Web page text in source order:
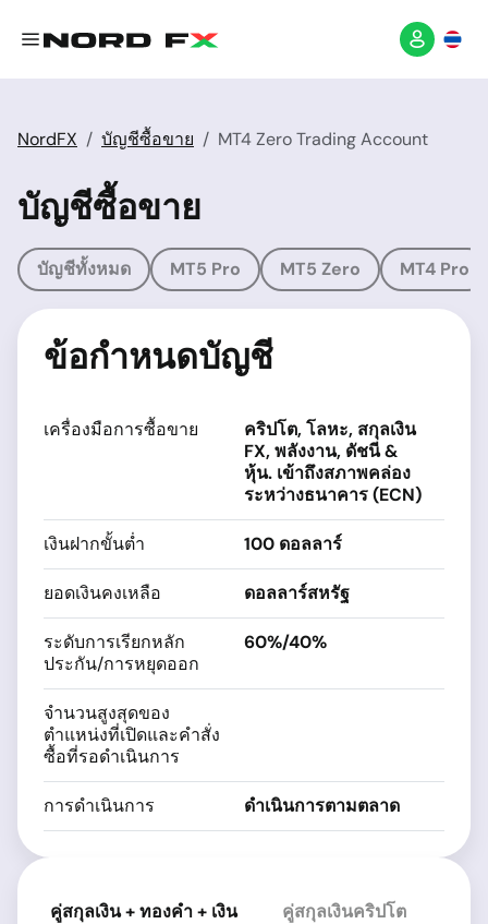
NordFX บัญชีซื้อขาย MT4 Zero Trading Account
บัญชีซื้อขาย
บัญชีทั้งหมด MT5 Pro MT5 Zero MT4 Pro
ข้อกำหนดบัญชี
เครื่องมือการซื้อขาย
คริปโต, โลหะ, สกุลเงิน
FX, พลังงาน, ดัชนี &
หุ้น. เข้าถึงสภาพคล่อง
ระหว่างธนาคาร (ECN)
เงินฝากขั้นต่ำ 100 ดอลลาร์
ยอดเงินคงเหลือ ดอลลาร์สหรัฐ
ระดับการเรียกหลัก
ประกัน/การหยุดออก
60%/40%
จำนวนสูงสุดของ
ตำแหน่งที่เปิดและคำสั่ง
ซื้อที่รอดำเนินการ
การดำเนินการ ดำเนินการตามตลาด
คู่สกุลเงิน + ทองคำ + เงิน คู่สกุลเงินคริปโต